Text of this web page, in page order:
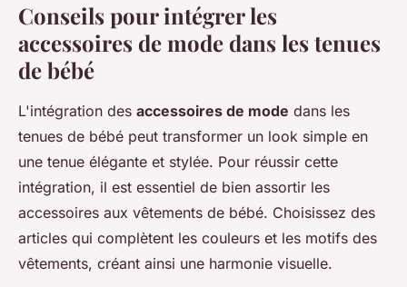
Conseils pour intégrer les
accessoires de mode dans les tenues
de bébé
L'intégration des accessoires de mode dans les
tenues de bébé peut transformer un look simple en
une tenue élégante et stylée. Pour réussir cette
intégration, il est essentiel de bien assortir les
accessoires aux vêtements de bébé. Choisissez des
articles qui complètent les couleurs et les motifs des
vêtements, créant ainsi une harmonie visuelle.